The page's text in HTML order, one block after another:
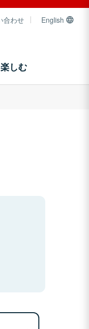
合わせ English
楽しむ